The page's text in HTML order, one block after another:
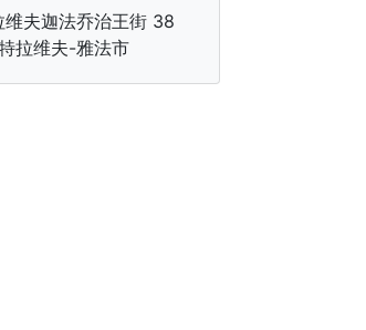
维夫迦法乔治王街 38
拉维夫-雅法市